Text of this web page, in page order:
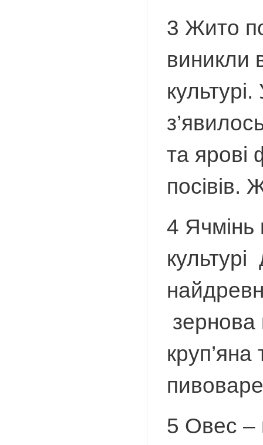
3 Жито
виникли
та ярові
посівів.
4 Ячмінь
зернова
5 Овес –